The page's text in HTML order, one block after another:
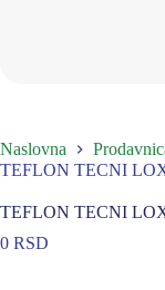
Naslovna
TEFLON TECNI
TEFLON TECNI
0 RSD